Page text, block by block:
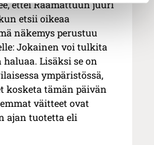
ettei Raamattuun juuri
etsii oikeaa
näkemys perustuu
Jokainen voi tulkita
Lisäksi se on
ympäristössä,
kosketa tämän päivän
väitteet ovat
ajan tuotetta eli